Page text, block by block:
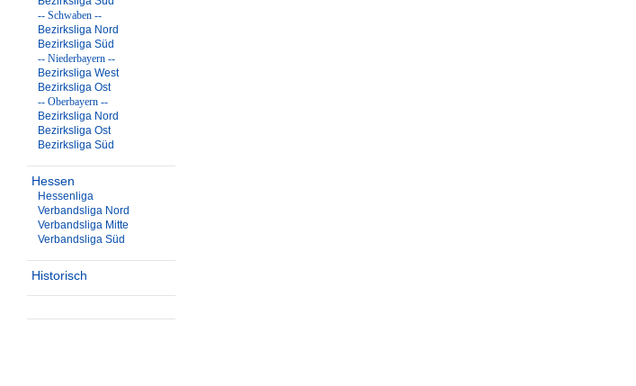
-- Schwaben --
Bezirksliga Nord
Bezirksliga Süd
-- Niederbayern --
Bezirksliga West
Bezirksliga Ost
-- Oberbayern --
Bezirksliga Nord
Bezirksliga Ost
Bezirksliga Süd
Hessen
Hessenliga
Verbandsliga Nord
Verbandsliga Mitte
Verbandsliga Süd
Historisch